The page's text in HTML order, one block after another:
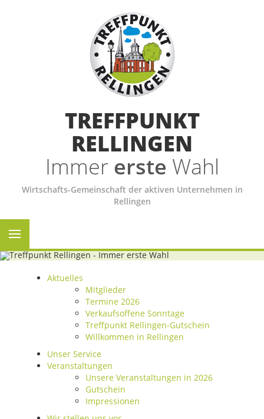
TREFFPUNKT
RELLINGEN
Immer erste Wahl
Wirtschafts-Gemeinschaft der aktiven Unternehmen in
Rellingen
Aktuelles
Mitglieder
Termine 2026
Verkaufsoffene Sonntage
Treffpunkt Rellingen-Gutschein
Willkommen in Rellingen
Unser Service
Veranstaltungen
Unsere Veranstaltungen in 2026
Gutschein
Impressionen